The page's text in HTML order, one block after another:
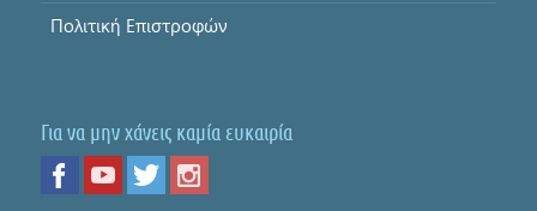
Πολιτική Επιστροφών
Για να μην χάνεις καμία ευκαιρία